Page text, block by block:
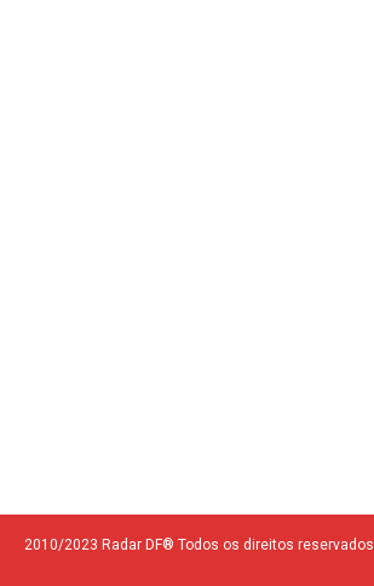
2010/2023 Radar DF® Todos os direitos reservados.